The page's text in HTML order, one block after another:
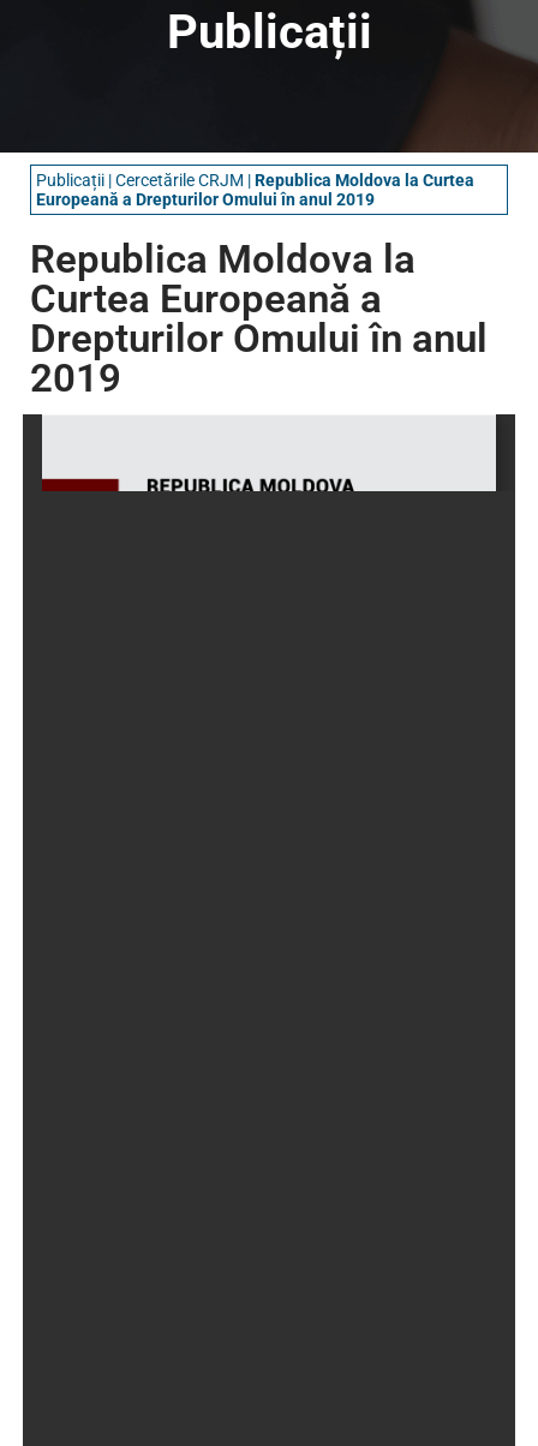
Publicații
Publicații |Cercetările CRJM |Republica Moldova la Curtea
Europeană a Drepturilor Omului în anul 2019
Republica Moldova la
Curtea Europeană a
Drepturilor Omului în anul
2019